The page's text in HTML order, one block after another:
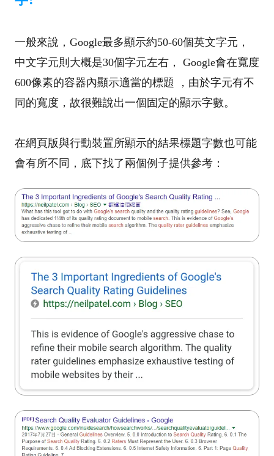
一般來說，Google最多顯示約50-60個英文字元，
中文字元則大概是30個字元左右， Google會在寬度
600像素的容器內顯示適當的標題 ，由於字元有不
同的寬度，故很難說出一個固定的顯示字數。
在網頁版與行動裝置所顯示的結果標題字數也可能
會有所不同，底下找了兩個例子提供參考：